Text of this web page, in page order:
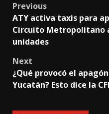
Post
navigation
Previous
ATY activa taxis para
Circuito Metropolitano
unidades
Next
¿Qué provocó el
Yucatán? Esto dice la